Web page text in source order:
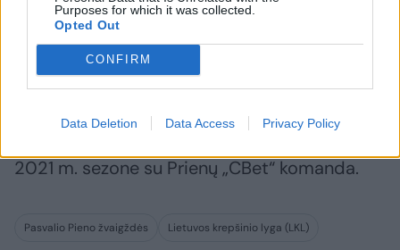
Purposes for which it was collected.
Opted Out
CONFIRM
Data Deletion Data Access Privacy Policy
Vilniaus „Perlo“ sistemoje tobulėjęs žaidėjas
2021 m. sezone su Prienų „CBet“ komanda.
Pasvalio Pieno žvaigždės Lietuvos krepšinio lyga (LKL)